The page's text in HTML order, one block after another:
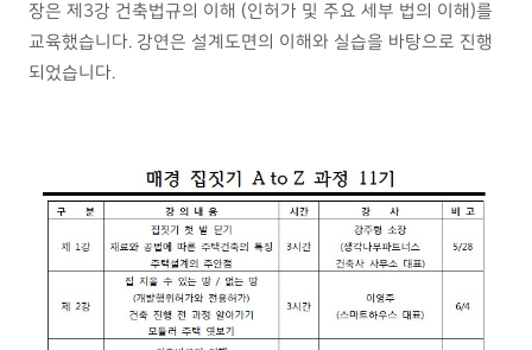
장은 제3강 건축법규의 이해 (인허가 및 주요 세부 법의 이해)를
교육했습니다. 강연은 설계도면의 이해와 실습을 바탕으로 진행
되었습니다.